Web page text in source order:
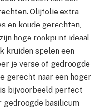
Olijfolie extra
en koude gerechten,
hoge rookpunt ideaal
kruiden spelen een
je verse of gedroogde
gerecht naar een hoger
bijvoorbeeld perfect
gedroogde basilicum